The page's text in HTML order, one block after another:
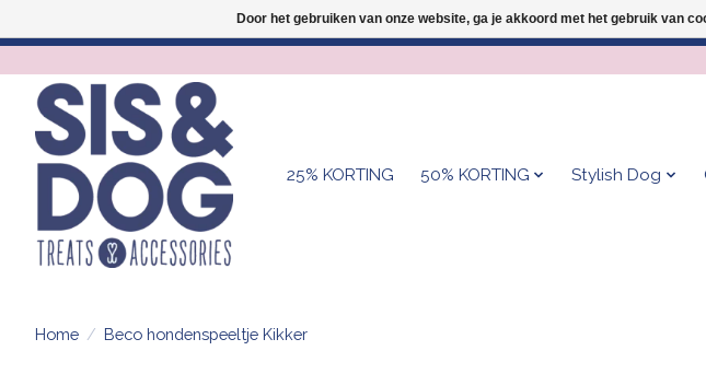
25% KORTING 50% KORTING Stylish Dog
Home / Beco hondenspeeltje Kikker
Door het gebruiken van onze website, ga je akkoord met het gebruik van
Geef je hond het